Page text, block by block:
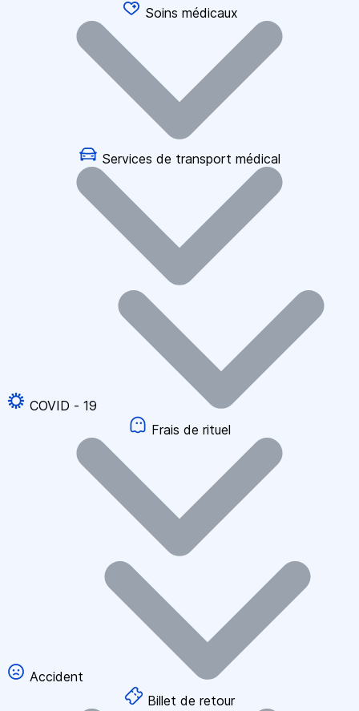
Soins médicaux
Services de transport médical
COVID - 19
Frais de rituel
Accident
Billet de retour